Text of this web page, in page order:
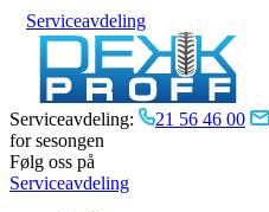
Serviceavdeling
Serviceavdeling: 21 56 46 00
for sesongen
Følg oss på
Serviceavdeling